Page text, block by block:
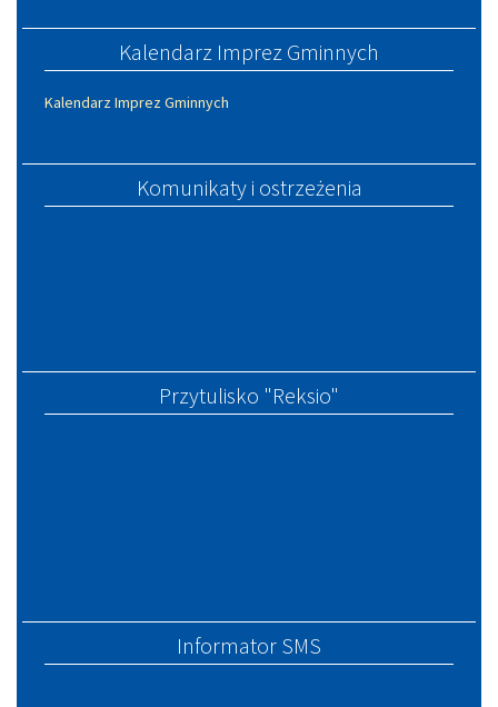
Kalendarz Imprez Gminnych
Kalendarz Imprez Gminnych
Komunikaty i ostrzeżenia
Przytulisko "Reksio"
Informator SMS